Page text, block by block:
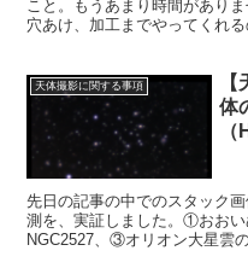
こと。もうあまり時間があり
穴あけ、加工までやってくれ
天体撮影に関する事項
体
先日の記事の中でのスタック
測を、実証しました。①おお
NGC2527、③オリオン大星雲